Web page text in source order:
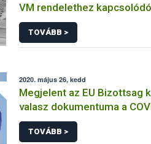
VM rendelethez kapcsolódó
támogatási határozatok
TOVÁBB >
2020. május 26, kedd
Megjelent az EU Bizottsag
valasz dokumentuma a
virussal es a haszon- es hazi
allatokkal kapcsolatban
TOVÁBB >